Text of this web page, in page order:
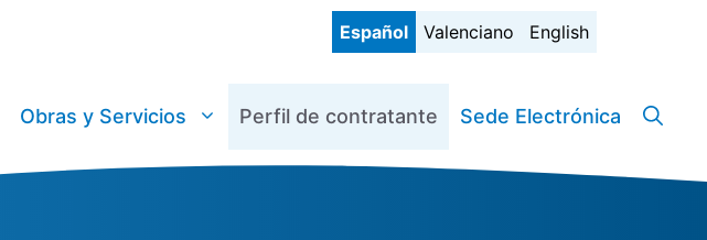
Español Valenciano English
Obras y Servicios Perfil de contratante Sede Electrónica